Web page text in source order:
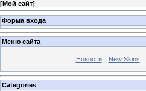
[Мой сайт]
Форма входа
Меню сайта
Новости New Skins
Categories